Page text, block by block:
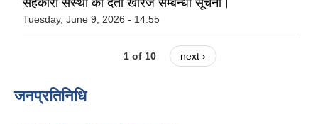
Tuesday, June 9, 2026 - 14:55
1 of 10 next ›
जनप्रतिनिधि